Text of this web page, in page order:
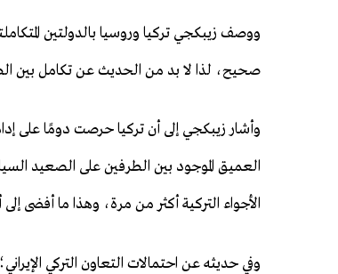
ووصف زيبكجي تركيا وروسيا بالدولتين
صحيح، لذا لا بد من الحديث عن تكامل بين
وأشار زيبكجي إلى أن تركيا حرصت دومًا على
العميق الموجود بين الطرفين على الصعيد
الأجواء التركية أكثر من مرة، وهذا ما أفضى
وفي حديثه عن احتمالات التعاون التركي